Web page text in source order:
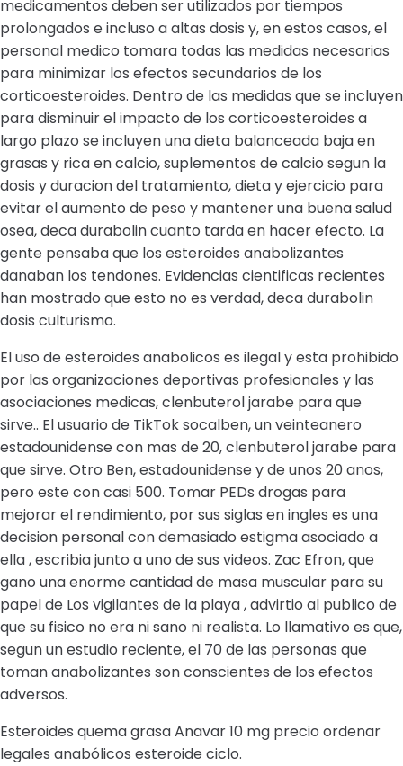
medicamentos deben ser utilizados por tiempos
prolongados e incluso a altas dosis y, en estos casos, el
personal medico tomara todas las medidas necesarias
para minimizar los efectos secundarios de los
corticoesteroides. Dentro de las medidas que se incluyen
para disminuir el impacto de los corticoesteroides a
largo plazo se incluyen una dieta balanceada baja en
grasas y rica en calcio, suplementos de calcio segun la
dosis y duracion del tratamiento, dieta y ejercicio para
evitar el aumento de peso y mantener una buena salud
osea, deca durabolin cuanto tarda en hacer efecto. La
gente pensaba que los esteroides anabolizantes
danaban los tendones. Evidencias cientificas recientes
han mostrado que esto no es verdad, deca durabolin
dosis culturismo.
El uso de esteroides anabolicos es ilegal y esta prohibido
por las organizaciones deportivas profesionales y las
asociaciones medicas, clenbuterol jarabe para que
sirve.. El usuario de TikTok socalben, un veinteanero
estadounidense con mas de 20, clenbuterol jarabe para
que sirve. Otro Ben, estadounidense y de unos 20 anos,
pero este con casi 500. Tomar PEDs drogas para
mejorar el rendimiento, por sus siglas en ingles es una
decision personal con demasiado estigma asociado a
ella , escribia junto a uno de sus videos. Zac Efron, que
gano una enorme cantidad de masa muscular para su
papel de Los vigilantes de la playa , advirtio al publico de
que su fisico no era ni sano ni realista. Lo llamativo es que,
segun un estudio reciente, el 70 de las personas que
toman anabolizantes son conscientes de los efectos
adversos.
Esteroides quema grasa Anavar 10 mg precio ordenar
legales anabólicos esteroide ciclo.